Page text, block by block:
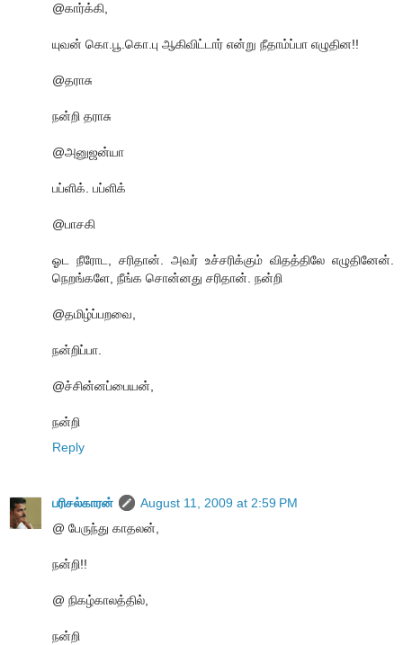
@கார்க்கி,
யுவன் கொ.பூ.கொ.பு ஆகிவிட்டார் என்று நீதாம்ப்பா எழுதின!!
@தராசு
நன்றி தராசு
@அனுஜன்யா
பப்ளிக். பப்ளிக்
@பாசகி
ஓட நீரோட, சரிதான். அவர் உச்சரிக்கும் விதத்திலே எழுதினேன்.
நெறங்களே, நீங்க சொன்னது சரிதான். நன்றி
@தமிழ்ப்பறவை,
நன்றிப்பா.
@ச்சின்னப்பையன்,
நன்றி
Reply
பரிசல்காரன்
August 11, 2009 at 2:59 PM
@ பேருந்து காதலன்,
நன்றி!!
@ நிகழ்காலத்தில்,
நன்றி